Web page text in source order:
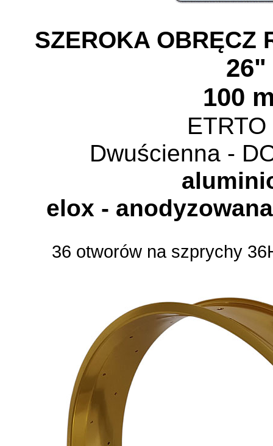
SZEROKA OBRĘCZ
26"
100
Dwuścienna -
elox -
36 otworów na szprychy